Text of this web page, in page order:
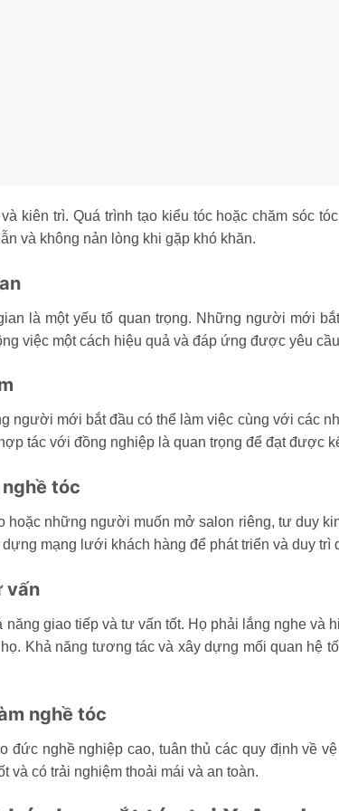
kiên trì. Quá trình tạo kiểu tóc hoặc chăm sóc
và không nản lòng khi gặp khó khăn.
là một yếu tố quan trọng. Những người mới
việc một cách hiệu quả và đáp ứng được yêu
người mới bắt đầu có thể làm việc cùng với các
tác với đồng nghiệp là quan trọng để đạt được
tóc
những người muốn mở salon riêng, tư duy
mạng lưới khách hàng để phát triển và duy trì
vấn
năng giao tiếp và tư vấn tốt. Họ phải lắng nghe và
Khả năng tương tác và xây dựng mối quan hệ
nghề tóc
đức nghề nghiệp cao, tuân thủ các quy định về
và có trải nghiệm thoải mái và an toàn.